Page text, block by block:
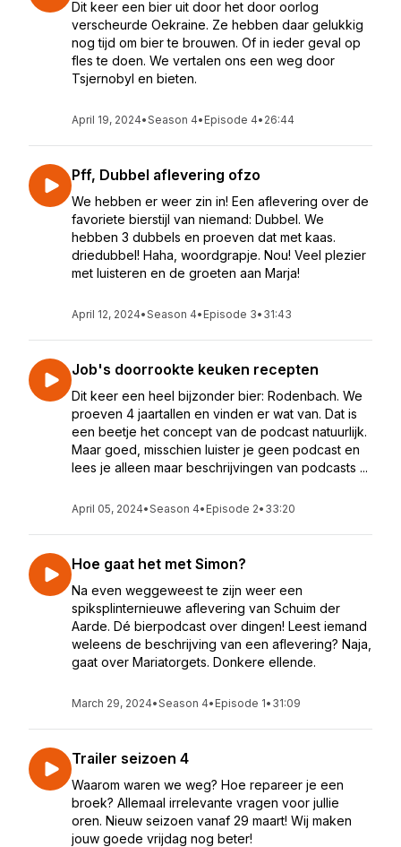
Dit keer een bier uit door het door oorlog
verscheurde Oekraine. Ze hebben daar gelukkig
nog tijd om bier te brouwen. Of in ieder geval op
fles te doen. We vertalen ons een weg door
Tsjernobyl en bieten.
April 19, 2024•Season 4• Episode 4• 26:44
Pff, Dubbel aflevering ofzo
We hebben er weer zin in! Een aflevering over de
favoriete bierstijl van niemand: Dubbel. We
hebben 3 dubbels en proeven dat met kaas.
driedubbel! Haha, woordgrapje. Nou! Veel plezier
met luisteren en de groeten aan Marja!
April 12, 2024•Season 4• Episode 3• 31:43
Job's doorrookte keuken recepten
Dit keer een heel bijzonder bier: Rodenbach. We
proeven 4 jaartallen en vinden er wat van. Dat is
een beetje het concept van de podcast natuurlijk.
Maar goed, misschien luister je geen podcast en
lees je alleen maar beschrijvingen van podcasts ...
April 05, 2024•Season 4• Episode 2• 33:20
Hoe gaat het met Simon?
Na even weggeweest te zijn weer een
spiksplinternieuwe aflevering van Schuim der
Aarde. Dé bierpodcast over dingen! Leest iemand
weleens de beschrijving van een aflevering? Naja,
gaat over Mariatorgets. Donkere ellende.
March 29, 2024•Season 4• Episode 1• 31:09
Trailer seizoen 4
Waarom waren we weg? Hoe repareer je een
broek? Allemaal irrelevante vragen voor jullie
oren. Nieuw seizoen vanaf 29 maart! Wij maken
jouw goede vrijdag nog beter!